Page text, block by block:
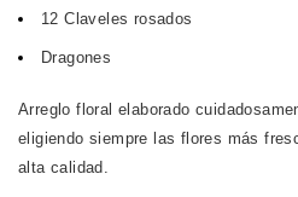
12 Claveles rosados
Dragones
Arreglo floral elaborado
eligiendo siempre las flores más
alta calidad.